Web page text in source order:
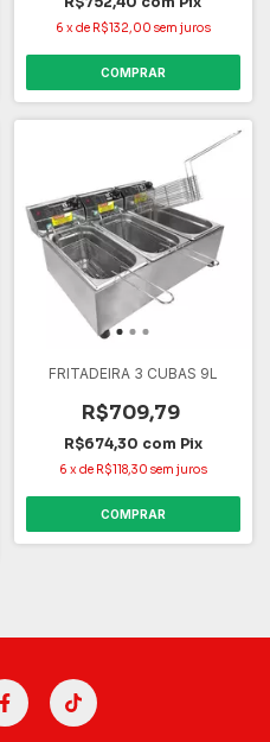
6 xde R$132,00 sem juros
COMPRAR
FRITADEIRA 3 CUBAS 9L
R$709,79
R$674,30 com Pix
6 xde R$118,30 sem juros
COMPRAR